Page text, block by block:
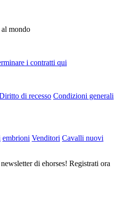
mondo
i contratti qui
di recesso Condizioni generali
embrioni Venditori Cavalli nuovi
di ehorses! Registrati ora